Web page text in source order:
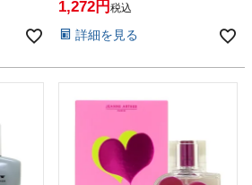
(6061178)
1,272 税込
詳細を見る